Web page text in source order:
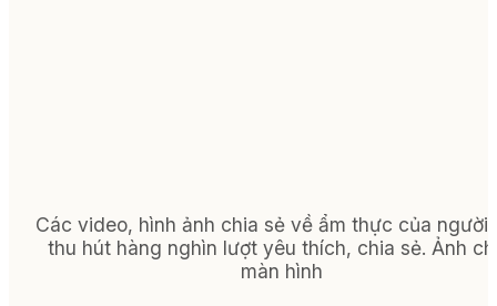
Các video, hình ảnh chia sẻ về ẩm thực của người
thu hút hàng nghìn lượt yêu thích, chia sẻ. Ảnh
màn hình